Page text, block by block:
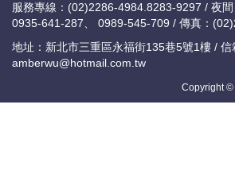
服務專線：(02)2286-4984.8283-9297 / 夜間
0935-641-287、 0989-545-709 / 傳真：
地址：新北市三重區永福街135巷5號1樓 / 信
amberwu@hotmail.com.tw
Copyright ©